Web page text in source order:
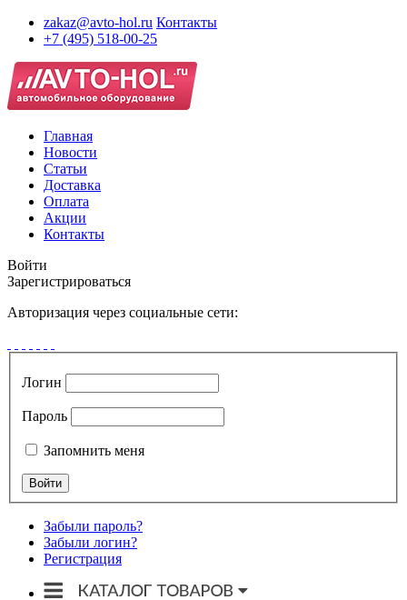
zakaz@avto-hol.ru Контакты
+7 (495) 518-00-25
Главная
Новости
Статьи
Доставка
Оплата
Акции
Контакты
Войти
Зарегистрироваться
Авторизация через социальные сети:
Логин
Пароль
Запомнить меня
Забыли пароль?
Забыли логин?
Регистрация